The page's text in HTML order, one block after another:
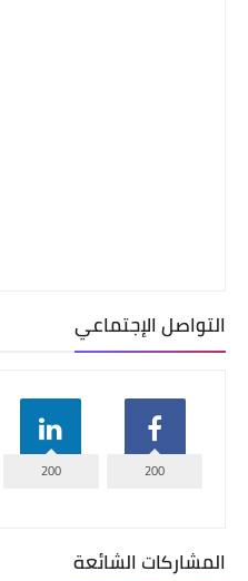
التواصل الإجتماعي
200
200
المشاركات الشائعة